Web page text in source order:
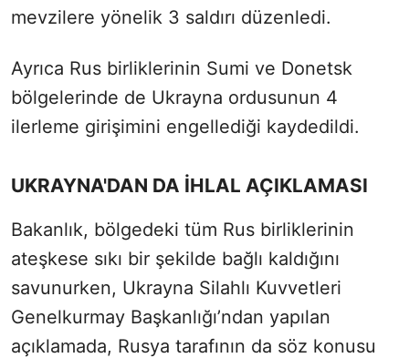
mevzilere yönelik 3 saldırı düzenledi.
Ayrıca Rus birliklerinin Sumi ve Donetsk
bölgelerinde de Ukrayna ordusunun 4
ilerleme girişimini engellediği kaydedildi.
UKRAYNA'DAN DA İHLAL AÇIKLAMASI
Bakanlık, bölgedeki tüm Rus birliklerinin
ateşkese sıkı bir şekilde bağlı kaldığını
savunurken, Ukrayna Silahlı Kuvvetleri
Genelkurmay Başkanlığı’ndan yapılan
açıklamada, Rusya tarafının da söz konusu